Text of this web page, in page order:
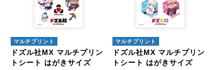
マルチプリント
ドズル社MX マルチプリン
トシート はがきサイズ
マルチプリント
ドズル社MX マルチプリン
トシート はがきサイズ